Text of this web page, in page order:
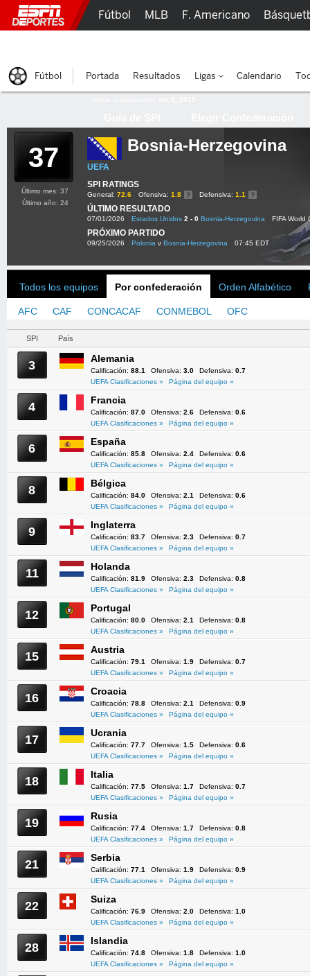
37 Bosnia-Herzegovina
UEFA
SPI RATINGS
General: 72.6 Ofensiva: 1.8 Defensiva: 1.1
ÚLTIMO RESULTADO
07/01/2026 Estados Unidos 2 - 0 Bosnia-Herzegovina FIFA World
PRÓXIMO PARTIDO
09/25/2026 Polonia v Bosnia-Herzegovina 07:45 EDT
Último mes: 37
Último año: 24
Todos los equipos Por confederación Orden Alfabético
AFC CAF CONCACAF CONMEBOL OFC
SPI País
3 Alemania
Calificación: 88.1 Ofensiva: 3.0 Defensiva: 0.7
UEFA Clasificaciones »
Página del equipo »
4 Francia
Calificación: 87.0 Ofensiva: 2.6 Defensiva: 0.6
UEFA Clasificaciones »
Página del equipo »
6 España
Calificación: 85.8 Ofensiva: 2.4 Defensiva: 0.6
UEFA Clasificaciones »
Página del equipo »
8 Bélgica
Calificación: 84.0 Ofensiva: 2.1 Defensiva: 0.6
UEFA Clasificaciones »
Página del equipo »
9 Inglaterra
Calificación: 83.7 Ofensiva: 2.3 Defensiva: 0.7
UEFA Clasificaciones »
Página del equipo »
11 Holanda
Calificación: 81.9 Ofensiva: 2.3 Defensiva: 0.8
UEFA Clasificaciones »
Página del equipo »
12 Portugal
Calificación: 80.0 Ofensiva: 2.1 Defensiva: 0.8
UEFA Clasificaciones »
Página del equipo »
15 Austria
Calificación: 79.1 Ofensiva: 1.9 Defensiva: 0.7
UEFA Clasificaciones »
Página del equipo »
16 Croacia
Calificación: 78.8 Ofensiva: 2.1 Defensiva: 0.9
UEFA Clasificaciones »
Página del equipo »
17 Ucrania
Calificación: 77.7 Ofensiva: 1.5 Defensiva: 0.6
UEFA Clasificaciones »
Página del equipo »
18 Italia
Calificación: 77.5 Ofensiva: 1.7 Defensiva: 0.7
UEFA Clasificaciones »
Página del equipo »
19 Rusia
Calificación: 77.4 Ofensiva: 1.7 Defensiva: 0.8
UEFA Clasificaciones »
Página del equipo »
21 Serbia
Calificación: 77.1 Ofensiva: 1.9 Defensiva: 0.9
UEFA Clasificaciones »
Página del equipo »
22 Suiza
Calificación: 76.9 Ofensiva: 2.0 Defensiva: 1.0
UEFA Clasificaciones »
Página del equipo »
28 Islandia
Calificación: 74.8 Ofensiva: 1.8 Defensiva: 1.0
UEFA Clasificaciones »
Página del equipo »
Fútbol MLB F. Americano
Fútbol Portada Resultados Ligas Calendario